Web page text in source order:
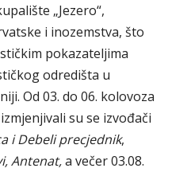
„Jezero“,
i inozemstva, što
pokazateljima
odredišta u
Od 03. do 06. kolovoza
su se izvođači
i Debeli precjednik,
Antenat,a večer 03.08.